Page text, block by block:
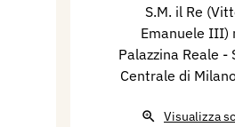
S.M. il Re
Emanuele III)
Palazzina Reale -
Centrale di
Visualizza